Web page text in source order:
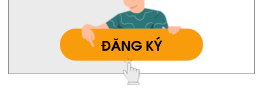
ĐĂNG KÝ